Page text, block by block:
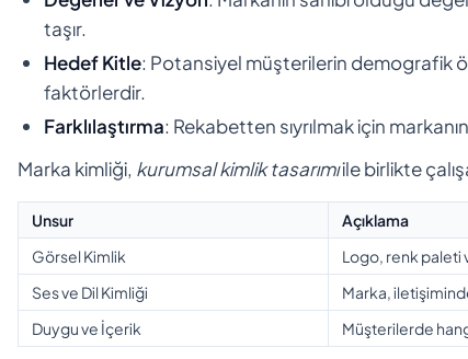
taşır.
Hedef Kitle: Potansiyel müşterilerin demografik
faktörlerdir.
Farklılaştırma: Rekabetten sıyrılmak için
Marka kimliği, kurumsal kimlik tasarımıile birlikte
Unsur
Açıklama
Görsel Kimlik
Logo, renk paleti
Ses ve Dil Kimliği
Marka,
Duygu ve İçerik
Müşterilerde